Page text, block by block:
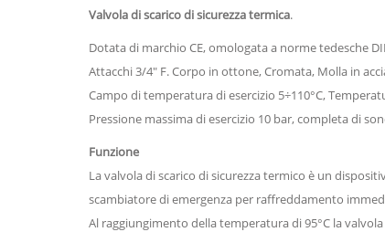
Valvola di scarico di sicurezza termica.
Dotata di marchio CE, omologata a norme tedesche
Attacchi 3/4" F. Corpo in ottone, Cromata, Molla in
Campo di temperatura di esercizio 5÷110°C,
Pressione massima di esercizio 10 bar, completa di
Funzione
La valvola di scarico di sicurezza termico è un
scambiatore di emergenza per raffreddamento
Al raggiungimento della temperatura di 95°C la